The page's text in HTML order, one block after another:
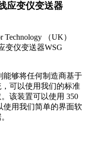
应变仪变送器
Technology （UK）
变仪变送器WSG
能够将任何制造商基于
可以使用我们的标准
该装置可以使用 350
使用我们简单的界面软